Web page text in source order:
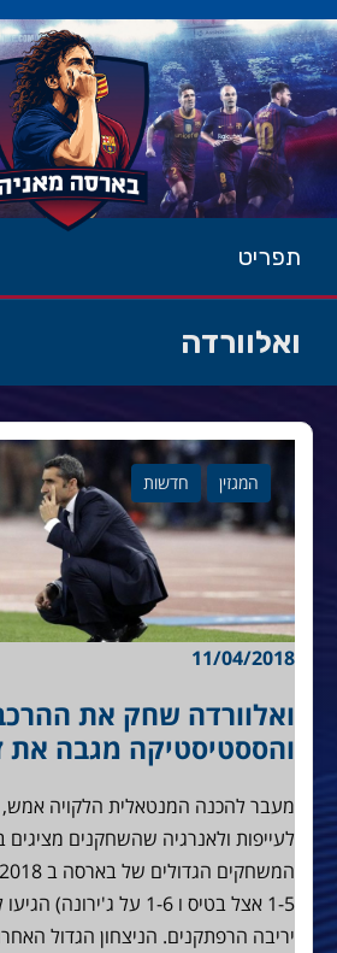
תפריט
ואלוורדה
המגזין חדשות
11/04/2018
ואלוורדה שחק את
והססטיסטיקה מגבה את
מעבר להכנה המנטאלית הלקויה
לעייפות ולאנרגיה שהשחקנים מציגים
1-5 אצל בטיס ו 1-6 על
יריבה הרפתקנים. הניצחון הגדול